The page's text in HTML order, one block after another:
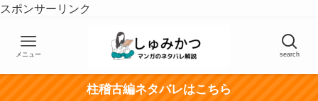
スポンサーリンク
search
メニュー
柱稽古編ネタバレはこちら